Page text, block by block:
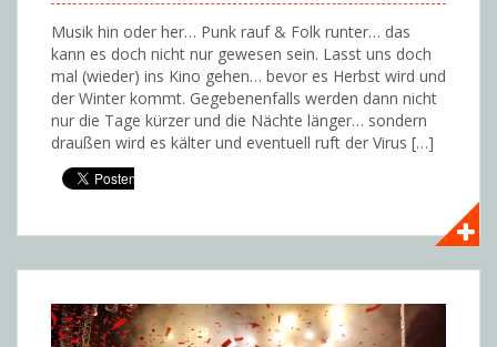
Musik hin oder her… Punk rauf & Folk runter… das
kann es doch nicht nur gewesen sein. Lasst uns doch
mal (wieder) ins Kino gehen… bevor es Herbst wird und
der Winter kommt. Gegebenenfalls werden dann nicht
nur die Tage kürzer und die Nächte länger… sondern
draußen wird es kälter und eventuell ruft der Virus […]